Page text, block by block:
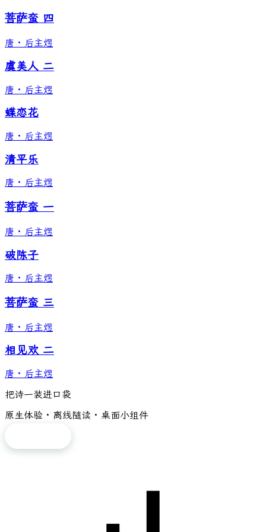
菩萨蛮 四
唐 · 后主煜
虞美人 二
唐 · 后主煜
蝶恋花
唐 · 后主煜
清平乐
唐 · 后主煜
菩萨蛮 一
唐 · 后主煜
破陈子
唐 · 后主煜
菩萨蛮 三
唐 · 后主煜
相见欢 二
唐 · 后主煜
把诗一装进口袋
原生体验 · 离线随读 · 桌面小组件